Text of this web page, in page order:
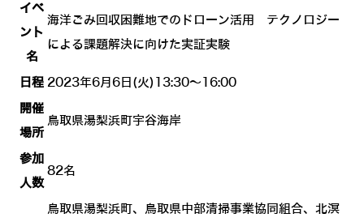
イベ
ント
名
海洋ごみ回収困難地でのドローン活用 テクノロジー
による課題解決に向けた実証実験
日程 2023年6月6日(火)13:30～16:00
開催
場所
鳥取県湯梨浜町宇谷海岸
参加
人数
82名
鳥取県湯梨浜町、鳥取県中部清掃事業協同組合、北溟